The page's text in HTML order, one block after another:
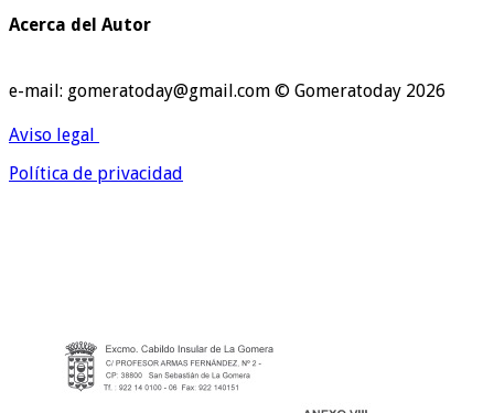
Acerca del Autor
e-mail: gomeratoday@gmail.com © Gomeratoday 2026
Aviso legal
Política de privacidad